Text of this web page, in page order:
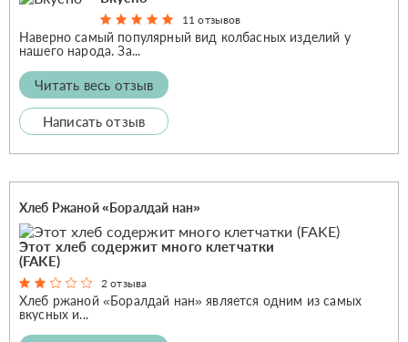
11 отзывов
Наверно самый популярный вид колбасных изделий у
нашего народа. За...
Читать весь отзыв
Написать отзыв
Хлеб Ржаной «Боралдай нан»
Этот хлеб содержит много клетчатки
(FAKE)
2 отзыва
Хлеб ржаной «Боралдай нан» является одним из самых
вкусных и...